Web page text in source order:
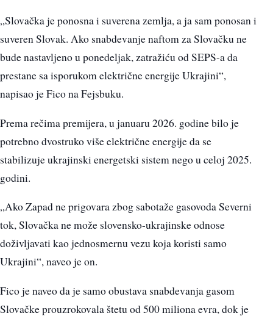
„Slovačka je ponosna i suverena zemlja, a ja sam ponosan i
suveren Slovak. Ako snabdevanje naftom za Slovačku ne
bude nastavljeno u ponedeljak, zatražiću od SEPS-a da
prestane sa isporukom električne energije Ukrajini“,
napisao je Fico na Fejsbuku.
Prema rečima premijera, u januaru 2026. godine bilo je
potrebno dvostruko više električne energije da se
stabilizuje ukrajinski energetski sistem nego u celoj 2025.
godini.
„Ako Zapad ne prigovara zbog sabotaže gasovoda Severni
tok, Slovačka ne može slovensko-ukrajinske odnose
doživljavati kao jednosmernu vezu koja koristi samo
Ukrajini“, naveo je on.
Fico je naveo da je samo obustava snabdevanja gasom
Slovačke prouzrokovala štetu od 500 miliona evra, dok je